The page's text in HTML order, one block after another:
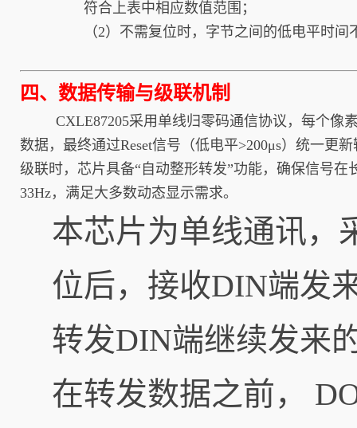
符合上表中相应数值范围；
（2）不需复位时，字节之间的低电平时
四、数据传输与级联机制
CXLE87205采用单线归零码通信协议，每个像素
数据，最终通过Reset信号（低电平>200μs）统一更
级联时，芯片具备“自动整形转发”功能，确保信号
33Hz，满足大多数动态显示需求。
本芯片为单线通讯，
位后，接收DIN端发
转发DIN端继续发来
在转发数据之前，